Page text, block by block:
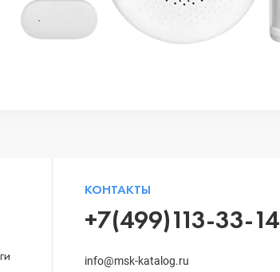
КОНТАКТЫ
+7(499)113-33-14
info@msk-katalog.ru